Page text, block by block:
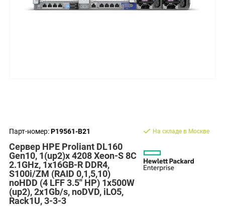
Парт-номер:P19561-B21
Сервер HPE Proliant DL160
Gen10, 1(up2)x 4208 Xeon-S 8C
2.1GHz, 1x16GB-R DDR4,
S100i/ZM (RAID 0,1,5,10)
noHDD (4 LFF 3.5'' HP) 1x500W
(up2), 2x1Gb/s, noDVD, iLO5,
Rack1U, 3-3-3
На складе в Москве